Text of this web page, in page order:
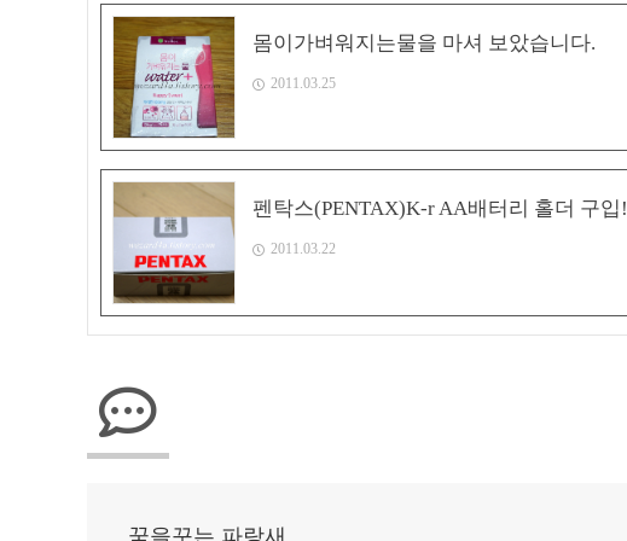
몸이가벼워지는물을 마셔 보았습니다.
2011.03.25
펜탁스(PENTAX)K-r AA배터리 홀더 구입!
2011.03.22
꿈을꾸는 파랑새